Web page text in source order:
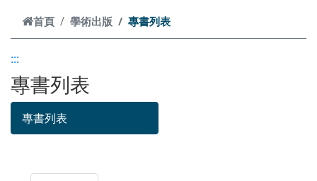
首頁 學術出版 專書列表
:::
專書列表
專書列表